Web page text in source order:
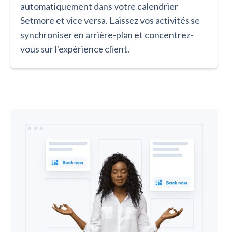
automatiquement dans votre calendrier
Setmore et vice versa. Laissez vos activités se
synchroniser en arrière-plan et concentrez-
vous sur l'expérience client.